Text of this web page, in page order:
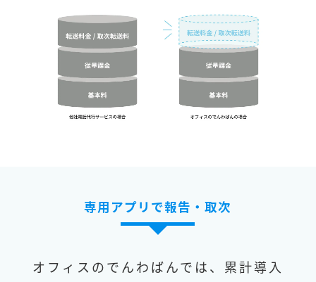
専用アプリで報告・取次
オフィスのでんわばんでは、累計導入